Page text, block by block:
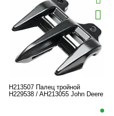
H213507 Палец тройной
H229538 / AH213055 John Deere